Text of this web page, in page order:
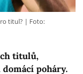
titulů,
poháry.
titul?
Foto: